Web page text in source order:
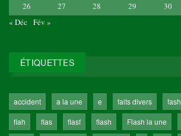
26
27 28 29 30
« Déc Fév »
ÉTIQUETTES
accident a la une e faits divers fash
flah
flas flasf flash Flash la une